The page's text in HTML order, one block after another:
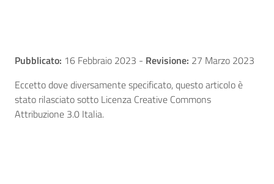
Pubblicato: 16 Febbraio 2023 - Revisione: 27 Marzo 2023
Eccetto dove diversamente specificato, questo articolo è
stato rilasciato sotto Licenza Creative Commons
Attribuzione 3.0 Italia.